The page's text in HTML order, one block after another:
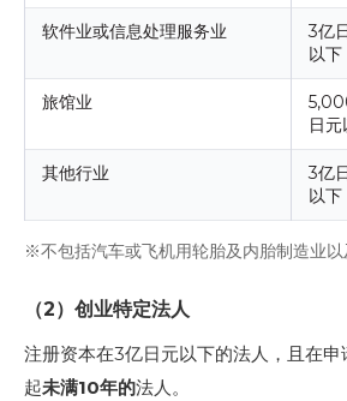
软件业或信息处理服务业
3亿
以下
旅馆业
日
其他行业
3亿
以下
※不包括汽车或飞机用轮胎及内胎制造业
（2）创业特定法人
注册资本在3亿日元以下的法人，且在申
起未满10年的法人。